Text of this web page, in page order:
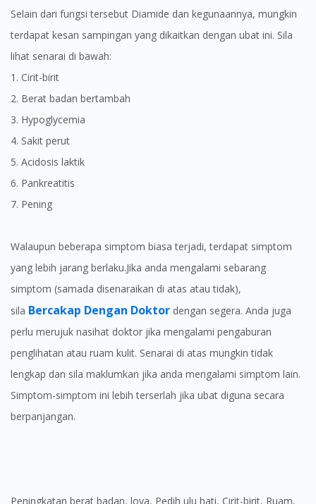
Selain dari fungsi tersebut Diamide dan kegunaannya, mungkin
terdapat kesan sampingan yang dikaitkan dengan ubat ini. Sila
lihat senarai di bawah:
1. Cirit-birit
2. Berat badan bertambah
3. Hypoglycemia
4. Sakit perut
5. Acidosis laktik
6. Pankreatitis
7. Pening
Walaupun beberapa simptom biasa terjadi, terdapat simptom
yang lebih jarang berlaku.Jika anda mengalami sebarang
simptom (samada disenaraikan di atas atau tidak),
sila Bercakap Dengan Doktor dengan segera. Anda juga
perlu merujuk nasihat doktor jika mengalami pengaburan
penglihatan atau ruam kulit. Senarai di atas mungkin tidak
lengkap dan sila maklumkan jika anda mengalami simptom lain.
Simptom-simptom ini lebih terserlah jika ubat diguna secara
berpanjangan.
Peningkatan berat badan, loya, Pedih ulu hati, Cirit-birit, Ruam,